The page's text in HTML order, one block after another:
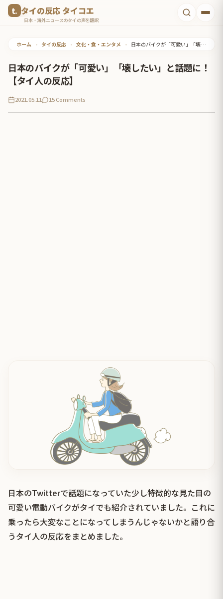
タイの反応 タイコエ
日本・海外ニュースのタイの声を翻訳
ホーム • タイの反応 • 文化・食・エンタメ • 日本のバイクが「可愛い」「壊したい」と話題に！【タイ人の反応】
日本のバイクが「可愛い」「壊したい」と話題に！
【タイ人の反応】
2021.05.11 15 Comments
日本のTwitterで話題になっていた少し特徴的な見た目の
可愛い電動バイクがタイでも紹介されていました。これに
乗ったら大変なことになってしまうんじゃないかと語り合
うタイ人の反応をまとめました。